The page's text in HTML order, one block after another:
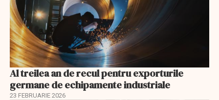
Al treilea an de recul pentru exporturile
germane de echipamente industriale
23 FEBRUARIE 2026